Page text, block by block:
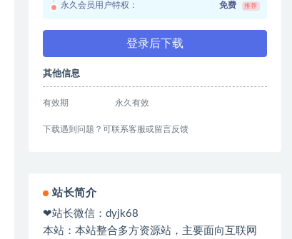
永久会员用户特权： 免费 推荐
登录后下载
其他信息
有效期 永久有效
下载遇到问题？可联系客服或留言反馈
站长简介
❤站长微信：dyjk68
本站：本站整合多方资源站，主要面向互联网